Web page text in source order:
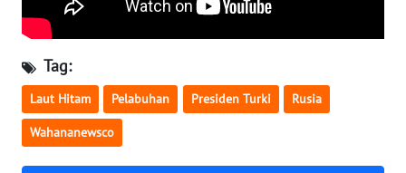
Tag:
Laut Hitam Pelabuhan Presiden Turki Rusia
Wahananewsco
SULTENG
WN
SULBAR
WN
BABEL